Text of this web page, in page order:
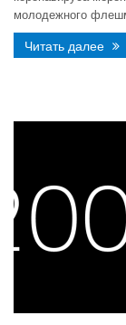
молодежного
Читать далее